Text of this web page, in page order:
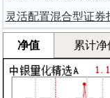
灵活配置混合型证券
净值 累计净